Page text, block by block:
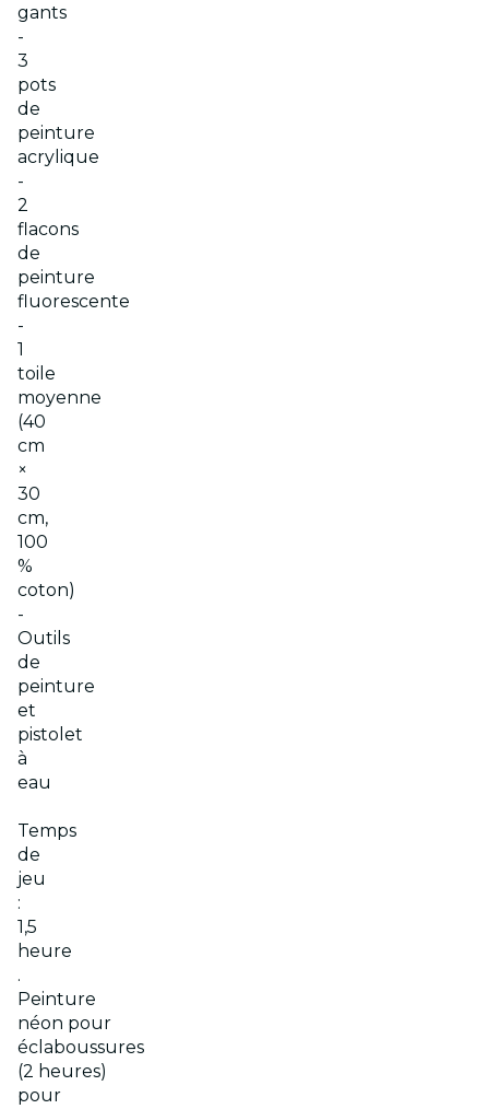
gants
-
3
pots
de
peinture
acrylique
-
2
flacons
de
peinture
fluorescente
-
1
toile
moyenne
(40
cm
×
30
cm,
100
%
coton)
-
Outils
de
peinture
et
pistolet
à
eau
Temps
de
jeu
:
1,5
heure
.
Peinture
néon pour
éclaboussures
(2 heures)
pour